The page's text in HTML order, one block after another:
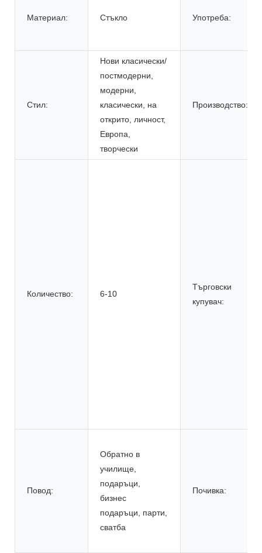
Материал: Стъкло Употреба:
Стил:
Нови класически/
постмодерни,
модерни,
класически, на
открито, личност,
Европа,
творчески
Производство:
Количество: 6-10
Търговски
купувач:
Повод:
Обратно в
училище,
подаръци,
бизнес
подаръци, парти,
сватба
Почивка: